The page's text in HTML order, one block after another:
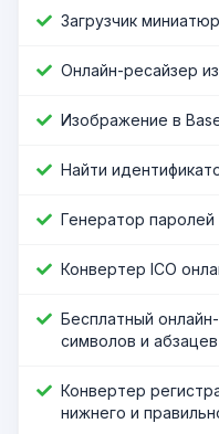
Загрузчик
Онлайн-ресайзер
Изображение в
Найти
Генератор паролей
Конвертер ICO
Бесплатный
символов и абзацев
Конвертер
нижнего и